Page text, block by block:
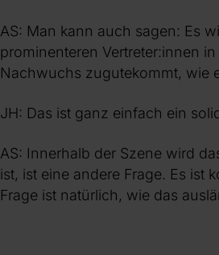
AS: Man kann auch sagen: Es
prominenteren Vertreter:innen
Nachwuchs zugutekommt, wie
JH: Das ist ganz einfach ein
AS: Innerhalb der Szene wird
ist, ist eine andere Frage. Es ist
Frage ist natürlich, wie das